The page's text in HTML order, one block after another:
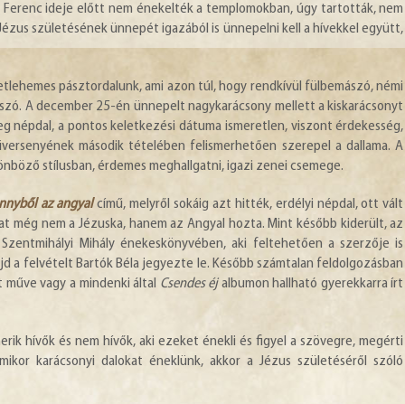
ideje előtt nem énekelték a templomokban, úgy tartották, nem
születésének ünnepét igazából is ünnepelni kell a hívekkel együtt,
pásztordalunk, ami azon túl, hogy rendkívül fülbemászó, némi
A december 25-én ünnepelt nagykarácsony mellett a kiskarácsonyt
népdal, a pontos keletkezési dátuma ismeretlen, viszont érdekesség,
második tételében felismerhetően szerepel a dallama. A
stílusban, érdemes meghallgatni, igazi zenei csemege.
az angyal című, melyről sokáig azt hitték, erdélyi népdal, ott vált
még nem a Jézuska, hanem az Angyal hozta. Mint később kiderült, az
Mihály énekeskönyvében, aki feltehetően a szerzője is
a felvételt Bartók Béla jegyezte le. Később számtalan feldolgozásban
vagy a mindenki által Csendes éjalbumon hallható gyerekkarra írt
hívők és nem hívők, aki ezeket énekli és figyel a szövegre, megérti
karácsonyi dalokat éneklünk, akkor a Jézus születéséről szóló